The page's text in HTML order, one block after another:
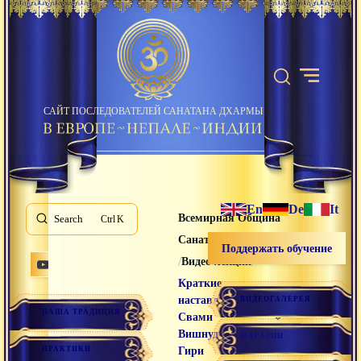
САЙТ ПОСЛЕДОВАТЕЛЕЙ САНАТАНА ДХАРМЫ
Search K
НАША ТРАДИЦИЯ
ПРАКТИКИ
Всемирная Община
Санатана Дхармы
/Видео лекции/
Краткие
наставления
Свами
Вишнудевананда
Гири
En De It
Поддержать обучение
ВИДЕОГАЛЕРЕЯ
МАГАЗИН